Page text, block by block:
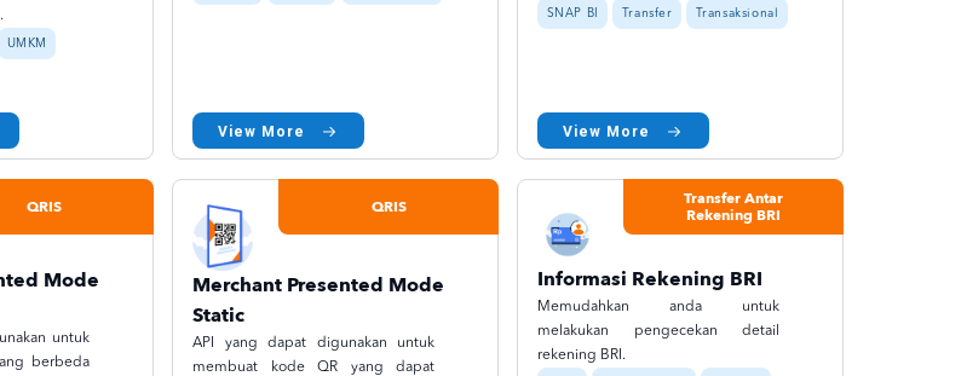
UMKM
View More
SNAP BI Transfer Transaksional
View More
Mode
untuk
berbeda
QRIS
Merchant Presented Mode
Static
API yang dapat digunakan untuk
membuat kode QR yang dapat
QRIS
Informasi Rekening BRI
Memudahkan anda untuk
melakukan pengecekan detail
rekening BRI.
Transfer Antar
Rekening BRI